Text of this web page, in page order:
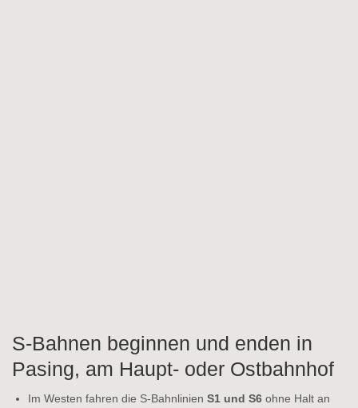
S-Bahnen beginnen und enden in
Pasing, am Haupt- oder Ostbahnhof
Im Westen fahren die S-Bahnlinien S1 und S6 ohne Halt an